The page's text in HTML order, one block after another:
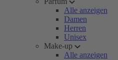
Alle anzeigen
Damen
Herren
Unisex
Make-up
Alle anzeigen